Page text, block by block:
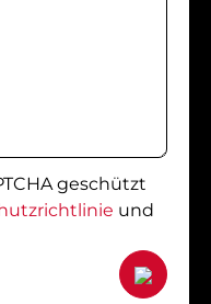
geschützt
und